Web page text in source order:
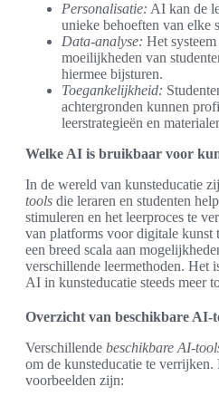
Personalisatie: AI kan de
unieke behoeften van elke
Data-analyse: Het
moeilijkheden van
hiermee bijsturen.
Toegankelijkheid:
achtergronden kunnen
leerstrategieën en
Welke AI is bruikbaar voor
In de wereld van kunsteducatie
tools die leraren en studenten
stimuleren en het leerproces te
van platforms voor digitale kunst
een breed scala aan
verschillende leermethoden. Het
AI in kunsteducatie steeds meer
Overzicht van beschikbare AI-
Verschillende beschikbare AI-
om de kunsteducatie te
voorbeelden zijn: